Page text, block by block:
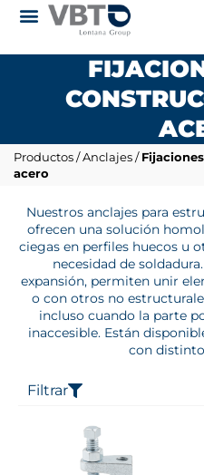
Productos/Anclajes/
acero
Nuestros anclajes para
ofrecen una solución
ciegas en perfiles huecos u
necesidad de
expansión, permiten unir
o con otros no
incluso cuando la parte
inaccesible. Están
con
Filtrar